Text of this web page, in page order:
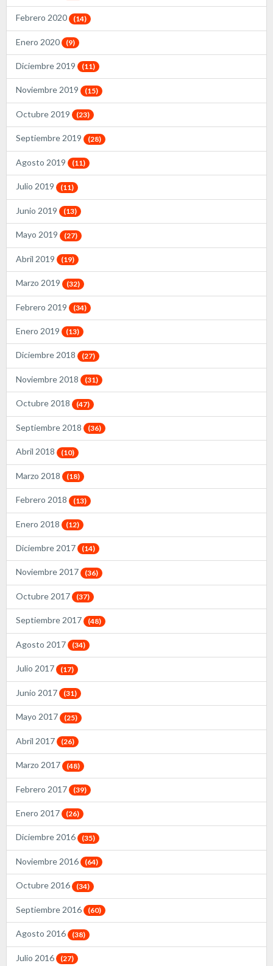
Febrero 2020 (14)
Enero 2020 (9)
Diciembre 2019 (11)
Noviembre 2019 (15)
Octubre 2019 (23)
Septiembre 2019 (28)
Agosto 2019 (11)
Julio 2019 (11)
Junio 2019 (13)
Mayo 2019 (27)
Abril 2019 (19)
Marzo 2019 (32)
Febrero 2019 (34)
Enero 2019 (13)
Diciembre 2018 (27)
Noviembre 2018 (31)
Octubre 2018 (47)
Septiembre 2018 (36)
Abril 2018 (10)
Marzo 2018 (18)
Febrero 2018 (13)
Enero 2018 (12)
Diciembre 2017 (14)
Noviembre 2017 (36)
Octubre 2017 (37)
Septiembre 2017 (48)
Agosto 2017 (34)
Julio 2017 (17)
Junio 2017 (31)
Mayo 2017 (25)
Abril 2017 (26)
Marzo 2017 (48)
Febrero 2017 (39)
Enero 2017 (26)
Diciembre 2016 (35)
Noviembre 2016 (64)
Octubre 2016 (34)
Septiembre 2016 (60)
Agosto 2016 (38)
Julio 2016 (27)